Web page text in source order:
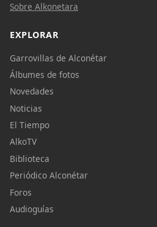
Sobre Alkonetara
EXPLORAR
Garrovillas de Alconétar
Álbumes de fotos
Novedades
Noticias
El Tiempo
AlkoTV
Biblioteca
Periódico Alconétar
Foros
Audioguías